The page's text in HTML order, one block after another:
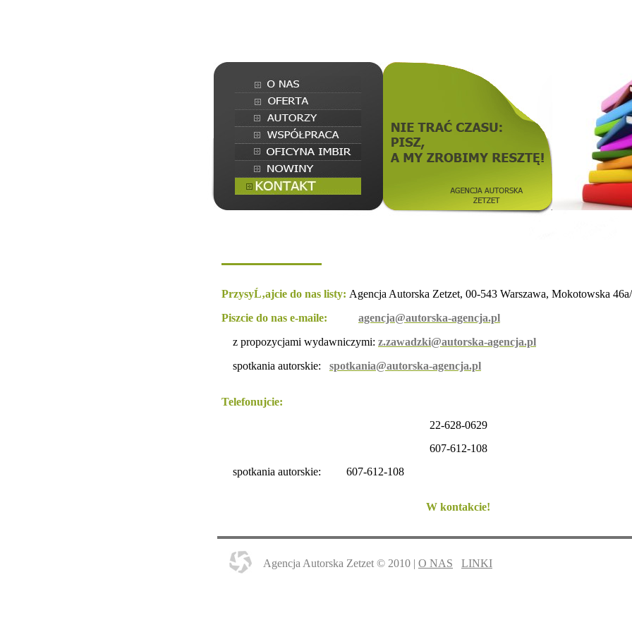
PrzysyĹ‚ajcie do nas listy: Agencja Autorska Zetzet, 00-543 Warszawa, Mokotowska
Piszcie do nas e-maile:
agencja@autorska-agencja.pl
z propozycjami wydawniczymi: z.zawadzki@autorska-agencja.pl
spotkania autorskie: spotkania@autorska-agencja.pl
Telefonujcie:
22-628-0629
607-612-108
spotkania autorskie: 607-612-108
W kontakcie!
Agencja Autorska Zetzet © 2010 | O NAS LINKI